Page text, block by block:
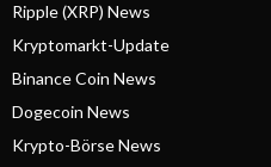
Ripple (XRP) News
Kryptomarkt-Update
Binance Coin News
Dogecoin News
Krypto-Börse News